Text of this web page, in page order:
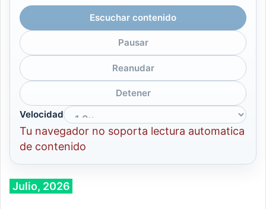
Escuchar contenido
Pausar
Reanudar
Detener
Velocidad
Tu navegador no soporta lectura automatica
de contenido
Julio, 2026